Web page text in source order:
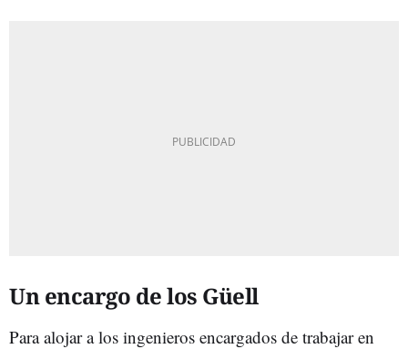
Un encargo de los Güell
Para alojar a los ingenieros encargados de trabajar en